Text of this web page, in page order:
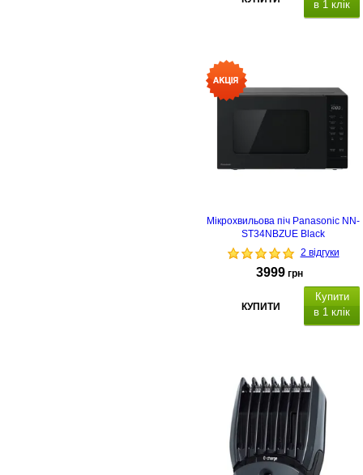
в 1 клік
Мікрохвильова піч Panasonic NN-
ST34NBZUE Black
2 відгуки
3999 грн
КУПИТИ
Купити
в 1 клік
поворотного
столу:28.8.Функції:
розігрів Автоматичне
приготування .
Габаритні